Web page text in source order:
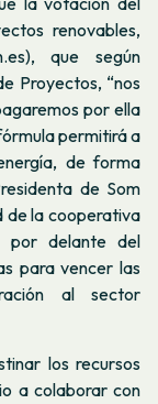
renovables,
que según
Proyectos, “nos
por ella
permitirá a
de forma
de Som
de la cooperativa
por delante del
para vencer las
al sector
los recursos
a colaborar con